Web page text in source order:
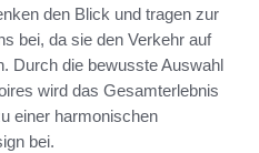
den Blick und tragen zur
bei, da sie den Verkehr auf
Durch die bewusste Auswahl
wird das Gesamterlebnis
einer harmonischen
bei.